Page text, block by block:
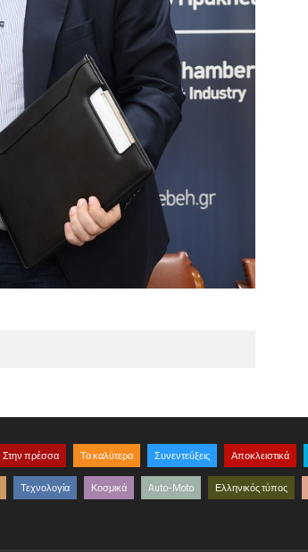
Στην πρέσσα Τα καλύτερα Συνεντεύξεις Αποκλειστικά
Τεχνολογία Κοσμικά Auto-Moto Ελληνικός τύπος